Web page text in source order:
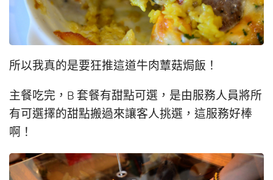
所以我真的是要狂推這道牛肉蕈菇焗飯！
主餐吃完，B 套餐有甜點可選，是由服務人員將所
有可選擇的甜點搬過來讓客人挑選，這服務好棒
啊！